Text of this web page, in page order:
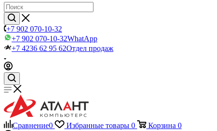
+7 902 070-10-32
+7 902 070-10-32WhatApp
+7 4236 62 95 62Отдел продаж
Сравнение0 Избранные товары 0 Корзина 0